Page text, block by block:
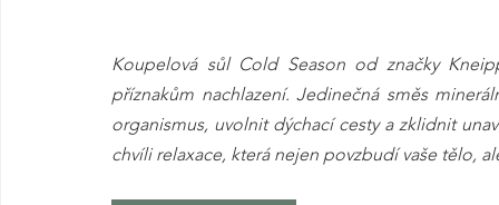
Koupelová sůl Cold Season od značky
příznakům nachlazení. Jedinečná směs
organismus, uvolnit dýchací cesty a zklidnit
chvíli relaxace, která nejen povzbudí vaše tělo,